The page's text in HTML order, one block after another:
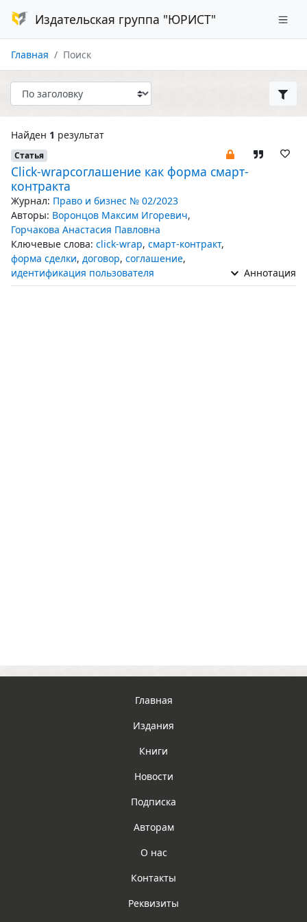
Издательская группа "ЮРИСТ"
Главная Поиск
Найден 1 результат
Статья
Click-wrapсоглашение как форма смарт-
контракта
Журнал: Право и бизнес № 02/2023
Авторы: Воронцов Максим Игоревич,
Горчакова Анастасия Павловна
Ключевые слова: click-wrap, смарт-контракт,
форма сделки, договор, соглашение,
идентификация пользователя
Аннотация
Главная
Издания
Книги
Новости
Подписка
Авторам
О нас
Контакты
Реквизиты